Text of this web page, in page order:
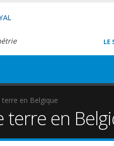
LE
en Belgique
en